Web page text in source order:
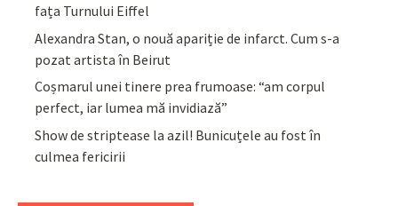
fața Turnului Eiffel
Alexandra Stan, o nouă apariție de infarct. Cum s-a
pozat artista în Beirut
Coșmarul unei tinere prea frumoase: “am corpul
perfect, iar lumea mă invidiază”
Show de striptease la azil! Bunicuțele au fost în
culmea fericirii